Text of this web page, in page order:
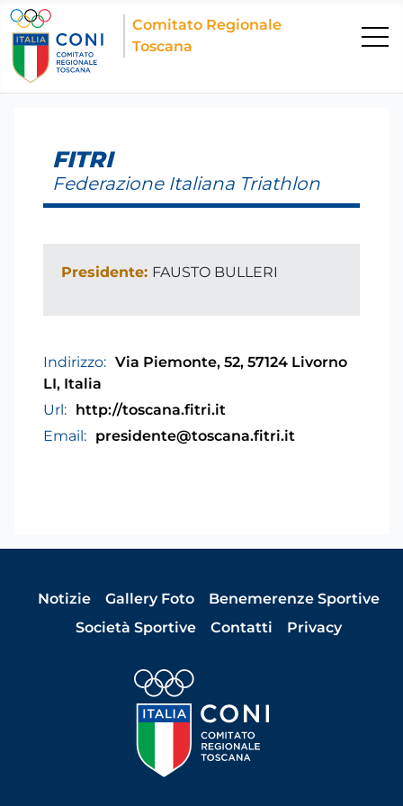
Comitato Regionale
Toscana
FITRI
Federazione Italiana Triathlon
Presidente: FAUSTO BULLERI
Indirizzo: Via Piemonte, 52, 57124 Livorno
LI, Italia
Url: http://toscana.fitri.it
Email: presidente@toscana.fitri.it
Notizie Gallery Foto
Benemerenze Sportive
Società Sportive
Contatti Privacy